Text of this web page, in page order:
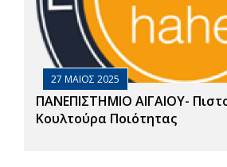
27 ΜΑΙΟΣ 2025
ΠΑΝΕΠΙΣΤΗΜΙΟ ΑΙΓΑΙΟΥ-
Κουλτούρα Ποιότητας